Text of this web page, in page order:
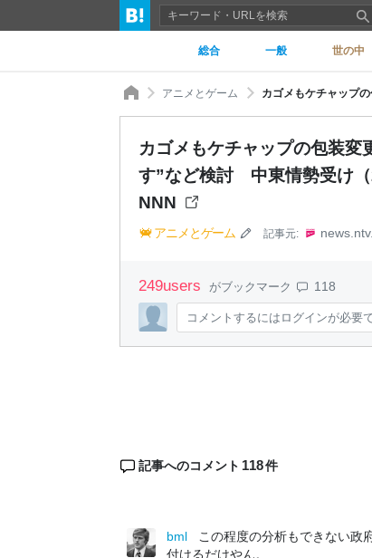
総合 一般 世の中
アニメとゲーム
カゴメもケチャップの包装
す”など検討 中東情勢受け
NNN
アニメとゲーム 記事元:
249users がブックマーク 118
コメントするにはログインが必要
記事へのコメント 118件
bml
この程度の分析もできない政
付けるだけやん。